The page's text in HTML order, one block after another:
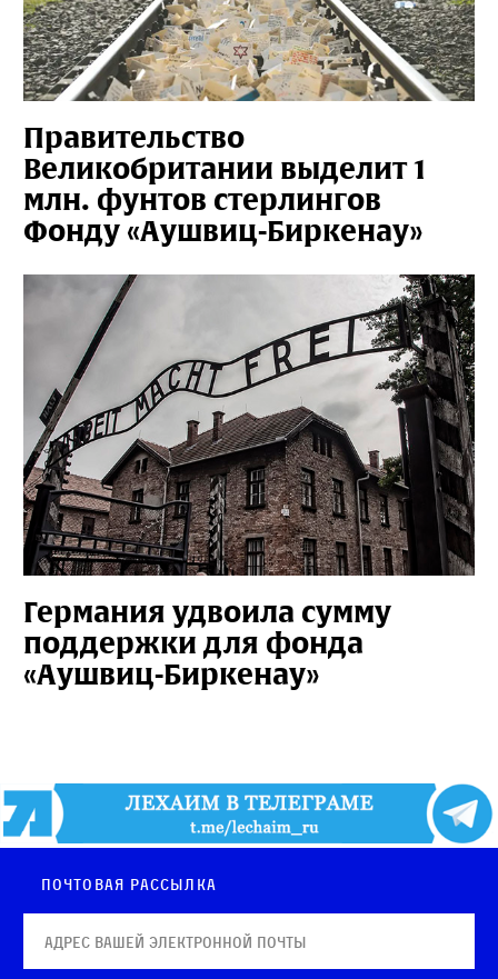
Правительство
Великобритании выделит 1
млн. фунтов стерлингов
Фонду «Аушвиц-Биркенау»
Германия удвоила сумму
поддержки для фонда
«Аушвиц-Биркенау»
Почтовая рассылка